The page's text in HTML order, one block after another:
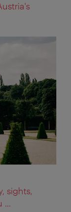
sights,
...